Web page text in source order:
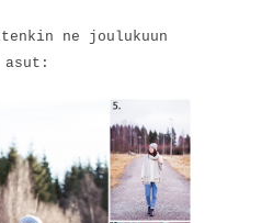
ne joulukuun
asut: